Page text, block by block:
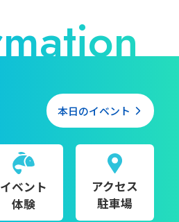
本日のイベント
イベント
体験
アクセス
駐車場